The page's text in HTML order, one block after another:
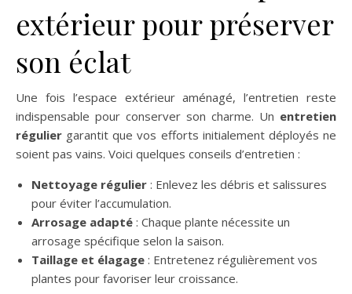
extérieur pour préserver
son éclat
Une fois l’espace extérieur aménagé, l’entretien reste
indispensable pour conserver son charme. Un entretien
régulier garantit que vos efforts initialement déployés ne
soient pas vains. Voici quelques conseils d’entretien :
Nettoyage régulier : Enlevez les débris et salissures
pour éviter l’accumulation.
Arrosage adapté : Chaque plante nécessite un
arrosage spécifique selon la saison.
Taillage et élagage : Entretenez régulièrement vos
plantes pour favoriser leur croissance.